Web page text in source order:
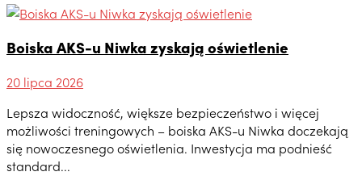
Boiska AKS-u Niwka zyskają oświetlenie
20 lipca 2026
Lepsza widoczność, większe bezpieczeństwo i więcej
możliwości treningowych – boiska AKS-u Niwka doczekają
się nowoczesnego oświetlenia. Inwestycja ma podnieść
standard...